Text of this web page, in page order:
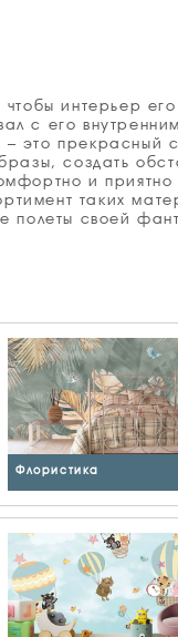
интерьер
с его
это прекрасный
создать
и приятно
таких
полеты своей
Флористика